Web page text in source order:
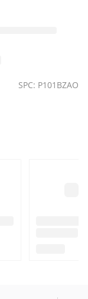
SPC: P101BZAO